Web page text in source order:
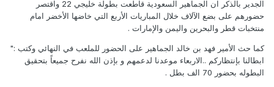
الجدير بالذكر ان الجماهير السعودية قاطعت بطولة خليجي 22 واقتصر
حضورهم على بضع الآلاف خلال المباريات الأربع التي خاضها الأخضر امام
منتخبات قطر والبحرين واليمن والإمارات .
كما حث الأمير فهد بن خالد الجماهير على الحضور للملعب في النهائي وكتب :"
ابطالنا بإنتظاركم ..الاربعاء موعدنا لدعمهم و بإذن الله نفرح جميعاً بتحقيق
البطوله بحضور 70 الف بطل .